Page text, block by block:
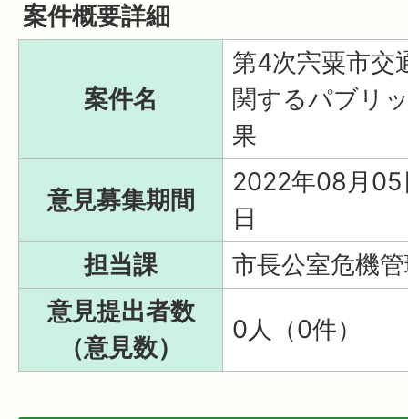
案件概要詳細
案件名
第4次宍粟市交
関するパブリ
果
意見募集期間
2022年08月
日
担当課
市長公室危機
意見提出者数
（意見数）
0人（0件）